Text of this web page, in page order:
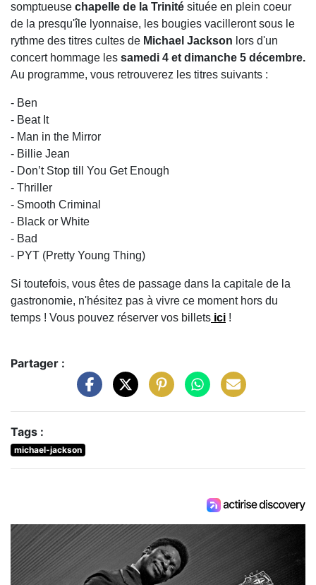
somptueuse chapelle de la Trinité située en plein coeur
de la presqu'île lyonnaise, les bougies vacilleront sous le
rythme des titres cultes de Michael Jackson lors d'un
concert hommage les samedi 4 et dimanche 5 décembre.
Au programme, vous retrouverez les titres suivants :
- Ben
- Beat It
- Man in the Mirror
- Billie Jean
- Don’t Stop till You Get Enough
- Thriller
- Smooth Criminal
- Black or White
- Bad
- PYT (Pretty Young Thing)
Si toutefois, vous êtes de passage dans la capitale de la
gastronomie, n'hésitez pas à vivre ce moment hors du
temps ! Vous pouvez réserver vos billets ici !
Partager :
Tags :
michael-jackson